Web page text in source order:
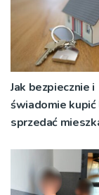
Jak bezpiecznie i
świadomie
sprzedać